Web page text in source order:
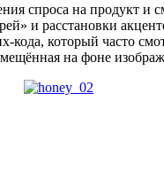
на продукт и
и расстановки
который часто
на фоне